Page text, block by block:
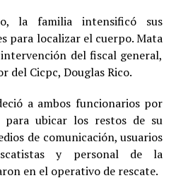
la familia intensificó sus
para localizar el cuerpo. Mata
del fiscal general,
del Cicpc, Douglas Rico.
a ambos funcionarios por
para ubicar los restos de su
de comunicación, usuarios
y personal de la
en el operativo de rescate.